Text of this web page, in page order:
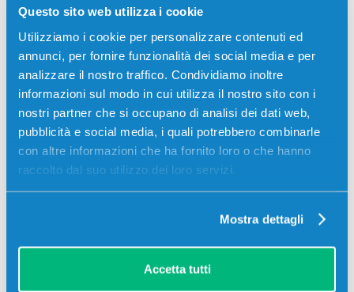
Questo sito web utilizza i cookie
Utilizziamo i cookie per personalizzare contenuti ed
annunci, per fornire funzionalità dei social media e per
analizzare il nostro traffico. Condividiamo inoltre
informazioni sul modo in cui utilizza il nostro sito con i
nostri partner che si occupano di analisi dei dati web,
pubblicità e social media, i quali potrebbero combinarle
con altre informazioni che ha fornito loro o che hanno
raccolto dal suo utilizzo dei loro servizi.
Mostra dettagli
Accetta tutti
Toner compatibile Samsung CLT-M404S